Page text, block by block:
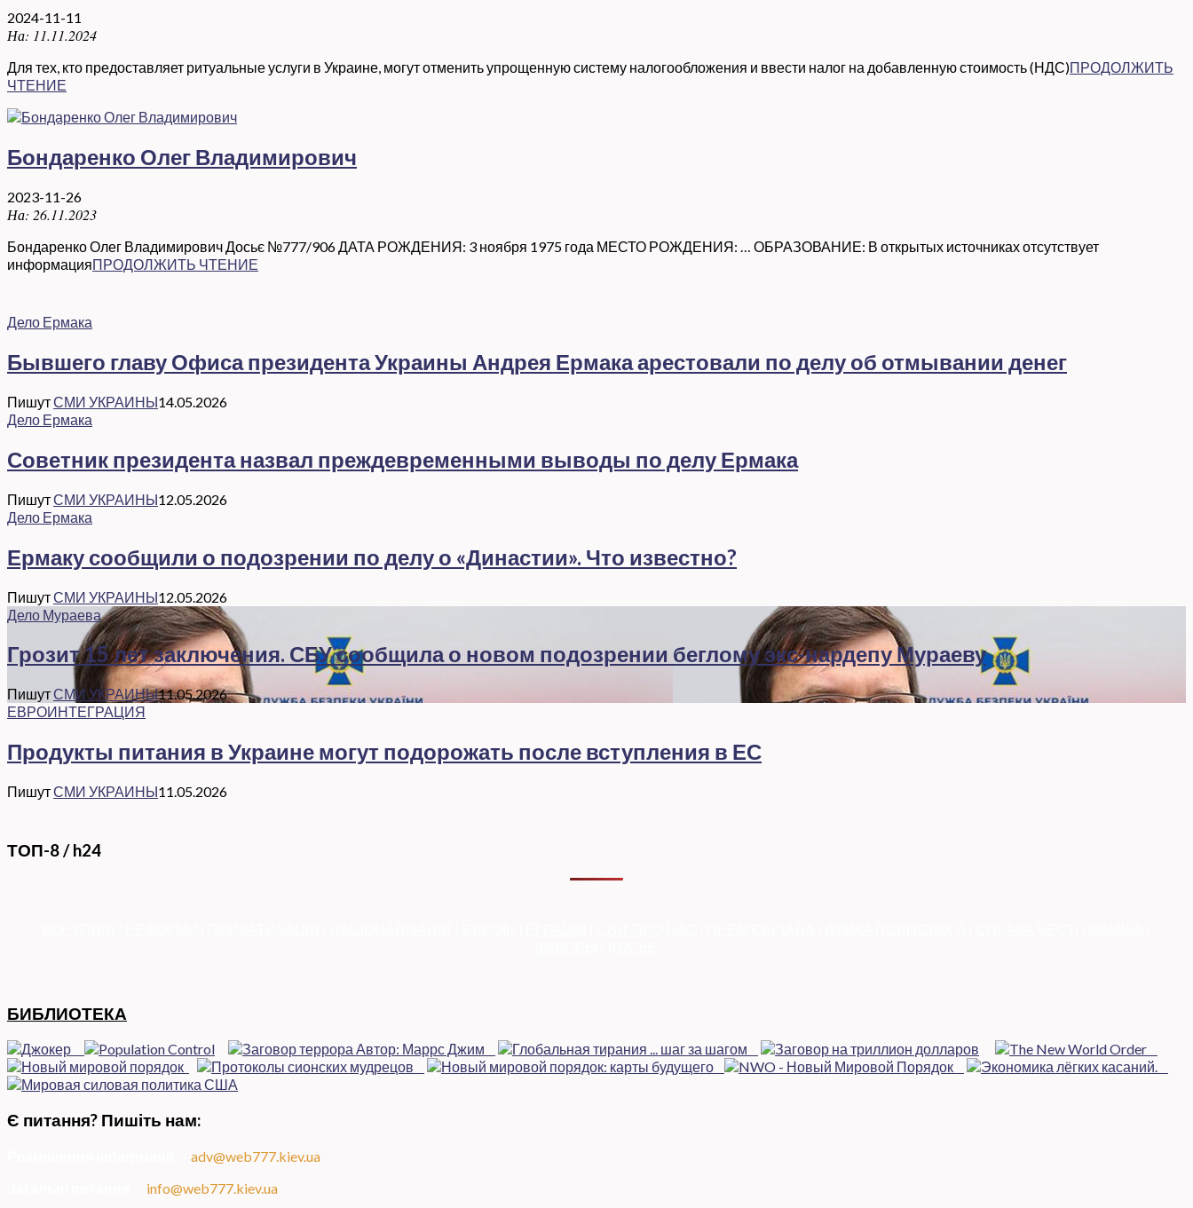
2024-11-11
На: 11.11.2024
Для тех, кто предоставляет ритуальные услуги в Украине, могут отменить упрощенную систему налогообложения и ввести налог на добавленную стоимость (НДС)ПРОДОЛЖИТЬ
ЧТЕНИЕ
Бондаренко Олег Владимирович
2023-11-26
На: 26.11.2023
Бондаренко Олег Владимирович Досьє №777/906 ДАТА РОЖДЕНИЯ: 3 ноября 1975 года МЕСТО РОЖДЕНИЯ: … ОБРАЗОВАНИЕ: В открытых источниках отсутствует
информацияПРОДОЛЖИТЬ ЧТЕНИЕ
Дело Ермака
Бывшего главу Офиса президента Украины Андрея Ермака арестовали по делу об отмывании денег
ПишутСМИ УКРАИНЫ14.05.2026
Дело Ермака
Советник президента назвал преждевременными выводы по делу Ермака
ПишутСМИ УКРАИНЫ12.05.2026
Дело Ермака
Ермаку сообщили о подозрении по делу о «Династии». Что известно?
ПишутСМИ УКРАИНЫ12.05.2026
Дело Мураева
Грозит 15 лет заключения. СБУ сообщила о новом подозрении беглому экс-нардепу Мураеву
ПишутСМИ УКРАИНЫ11.05.2026
ЕВРОИНТЕГРАЦИЯ
Продукты питания в Украине могут подорожать после вступления в ЕС
ПишутСМИ УКРАИНЫ11.05.2026
ТОП-8 / h24
БИБЛИОТЕКА
Є питання? Пишіть нам:
adv@web777.kiev.ua
info@web777.kiev.ua